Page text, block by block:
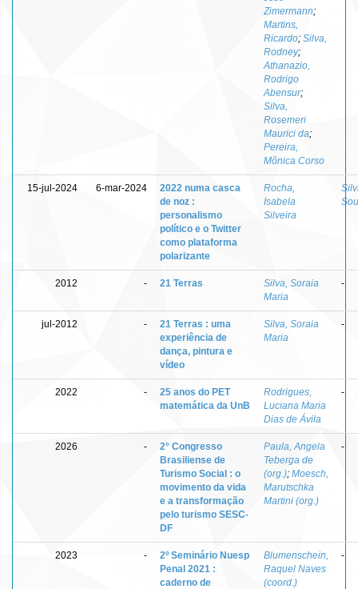
Zimermann;
Martins,
Ricardo; Silva,
Rodney;
Athanazio,
Rodrigo
Abensur;
Silva,
Rosemeri
Maurici da;
Pereira,
Mônica Corso
15-jul-2024 6-mar-2024
2022 numa casca
de noz :
personalismo
político e o Twitter
como plataforma
polarizante
Rocha,
Isabela
Silveira
2012 - 21 Terras
Silva, Soraia
Maria
-
jul-2012 -
21 Terras : uma
experiência de
dança, pintura e
vídeo
Silva, Soraia
Maria
-
2022 -
25 anos do PET
matemática da UnB
Rodrigues,
Luciana Maria
Dias de Ávila
-
2026 -
2° Congresso
Brasiliense de
Turismo Social : o
movimento da vida
e a transformação
pelo turismo SESC-
DF
Paula, Angela
Teberga de
(org.); Moesch,
Marutschka
Martini (org.)
-
2023 -
2º Seminário Nuesp
Penal 2021 :
caderno de
Blumenschein,
Raquel Naves
(coord.)
-